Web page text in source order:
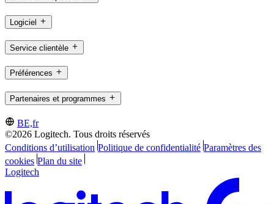
Logiciel
Service clientèle
Préférences
Partenaires et programmes
BE,fr
©2026 Logitech. Tous droits réservés
Conditions d’utilisation Politique de confidentialité Paramètres des
cookies Plan du site
Logitech